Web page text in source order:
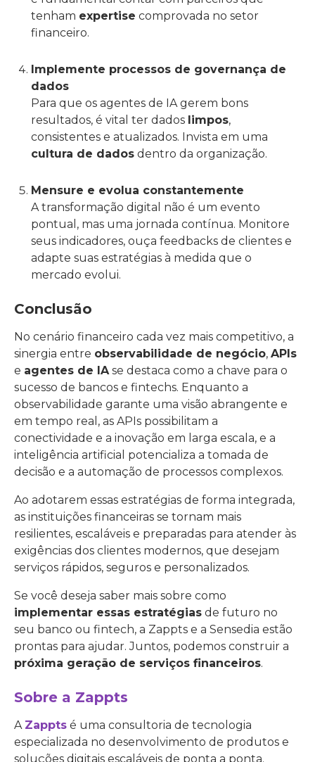
tenham expertise comprovada no setor
financeiro.
Implemente processos de governança de
dados
Para que os agentes de IA gerem bons
resultados, é vital ter dados limpos,
consistentes e atualizados. Invista em uma
cultura de dados dentro da organização.
Mensure e evolua constantemente
A transformação digital não é um evento
pontual, mas uma jornada contínua. Monitore
seus indicadores, ouça feedbacks de clientes e
adapte suas estratégias à medida que o
mercado evolui.
Conclusão
No cenário financeiro cada vez mais competitivo, a
sinergia entre observabilidade de negócio, APIs
e agentes de IAse destaca como a chave para o
sucesso de bancos e fintechs. Enquanto a
observabilidade garante uma visão abrangente e
em tempo real, as APIs possibilitam a
conectividade e a inovação em larga escala, e a
inteligência artificial potencializa a tomada de
decisão e a automação de processos complexos.
Ao adotarem essas estratégias de forma integrada,
as instituições financeiras se tornam mais
resilientes, escaláveis e preparadas para atender às
exigências dos clientes modernos, que desejam
serviços rápidos, seguros e personalizados.
Se você deseja saber mais sobre como
implementar essas estratégias de futuro no
seu banco ou fintech, a Zappts e a Sensedia estão
prontas para ajudar. Juntos, podemos construir a
próxima geração de serviços financeiros.
Sobre a Zappts
A Zappts é uma consultoria de tecnologia
especializada no desenvolvimento de produtos e
soluções digitais escaláveis de ponta a ponta.